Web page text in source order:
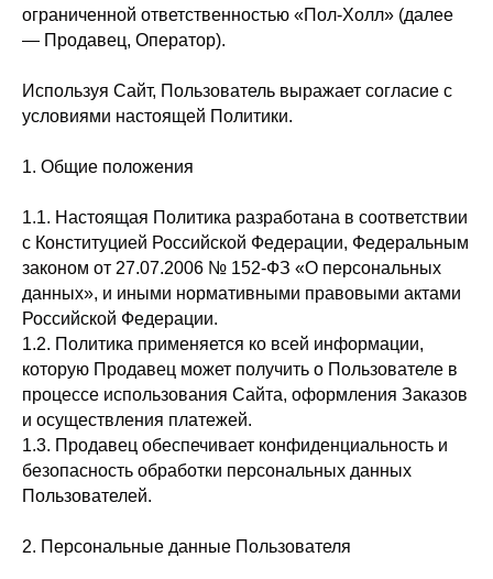
ограниченной ответственностью «Пол-Холл» (далее
— Продавец, Оператор).
Используя Сайт, Пользователь выражает согласие с
условиями настоящей Политики.
1. Общие положения
1.1. Настоящая Политика разработана в соответствии
с Конституцией Российской Федерации, Федеральным
законом от 27.07.2006 № 152-ФЗ «О персональных
данных», и иными нормативными правовыми актами
Российской Федерации.
1.2. Политика применяется ко всей информации,
которую Продавец может получить о Пользователе в
процессе использования Сайта, оформления Заказов
и осуществления платежей.
1.3. Продавец обеспечивает конфиденциальность и
безопасность обработки персональных данных
Пользователей.
2. Персональные данные Пользователя